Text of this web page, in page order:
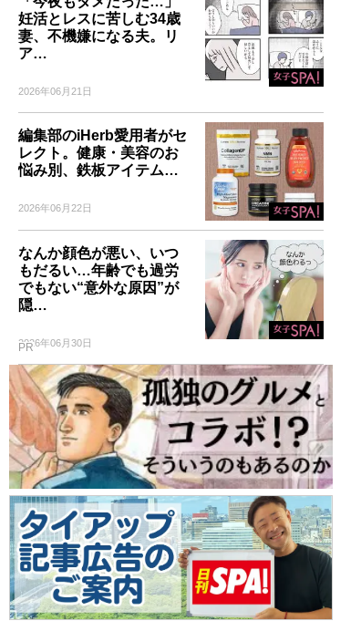
妊活とレスに苦しむ34歳
妻、不機嫌になる夫。リ
ア…
2026年06月21日
編集部のiHerb愛用者がセ
レクト。健康・美容のお
悩み別、鉄板アイテム…
2026年06月22日
なんか顔色が悪い、いつ
もだるい…年齢でも過労
でもない“意外な原因”が
隠…
2026年06月30日
PR